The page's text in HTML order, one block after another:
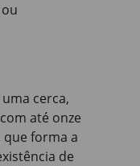
cerca,
até onze
que forma a
de